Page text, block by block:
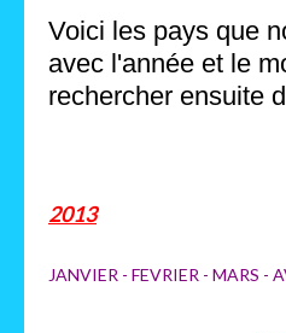
Voici les pays que
avec l'année et le
rechercher ensuite
2013
JANVIER - FEVRIER - MARS -